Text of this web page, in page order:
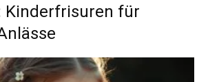
Hochzeitstraum
–
Kinderfrisuren für